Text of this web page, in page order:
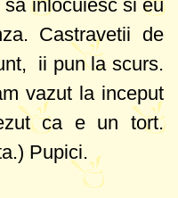
inlocuiesc si eu
Castravetii de
ii pun la scurs.
vazut la inceput
ca e un tort.
Pupici.